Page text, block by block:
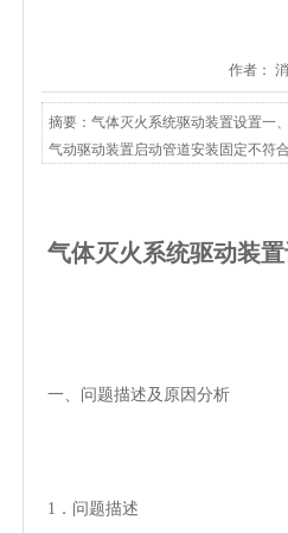
作者：
摘要：气体灭火系统驱动装置设置一
气动驱动装置启动管道安装固定不符
气体灭火系统驱动装
一、问题描述及原因分析
1．问题描述